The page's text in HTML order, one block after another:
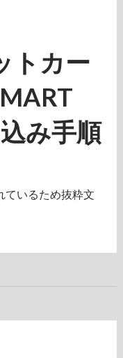
トカー
み手順
ているため抜粋文